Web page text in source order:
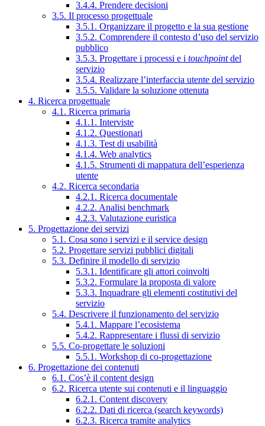
3.4.4. Prendere decisioni
3.5. Il processo progettuale
3.5.1. Organizzare il progetto e la sua gestione
3.5.2. Comprendere il contesto d’uso del servizio
pubblico
3.5.3. Progettare i processi e i touchpointdel
servizio
3.5.4. Realizzare l’interfaccia utente del servizio
3.5.5. Validare la soluzione ottenuta
4. Ricerca progettuale
4.1. Ricerca primaria
4.1.1. Interviste
4.1.2. Questionari
4.1.3. Test di usabilità
4.1.4. Web analytics
4.1.5. Strumenti di mappatura dell’esperienza
utente
4.2. Ricerca secondaria
4.2.1. Ricerca documentale
4.2.2. Analisi benchmark
4.2.3. Valutazione euristica
5. Progettazione dei servizi
5.1. Cosa sono i servizi e il service design
5.2. Progettare servizi pubblici digitali
5.3. Definire il modello di servizio
5.3.1. Identificare gli attori coinvolti
5.3.2. Formulare la proposta di valore
5.3.3. Inquadrare gli elementi costitutivi del
servizio
5.4. Descrivere il funzionamento del servizio
5.4.1. Mappare l’ecosistema
5.4.2. Rappresentare i flussi di servizio
5.5. Co-progettare le soluzioni
5.5.1. Workshop di co-progettazione
6. Progettazione dei contenuti
6.1. Cos’è il content design
6.2. Ricerca utente sui contenuti e il linguaggio
6.2.1. Content discovery
6.2.2. Dati di ricerca (search keywords)
6.2.3. Ricerca tramite analytics